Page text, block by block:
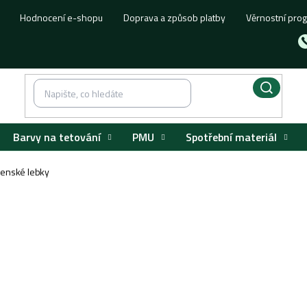
Hodnocení e-shopu Doprava a způsob platby Věrnostní
Barvy na tetování PMU Spotřební materiál
lebky